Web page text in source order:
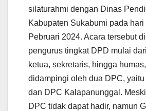
silaturahmi dengan Dinas
Kabupaten Sukabumi pada
Pebruari 2024. Acara tersebut
pengurus tingkat DPD mulai
ketua, sekretaris, hingga
didampingi oleh dua DPC,
dan DPC Kalapanunggal.
DPC tidak dapat hadir, namun